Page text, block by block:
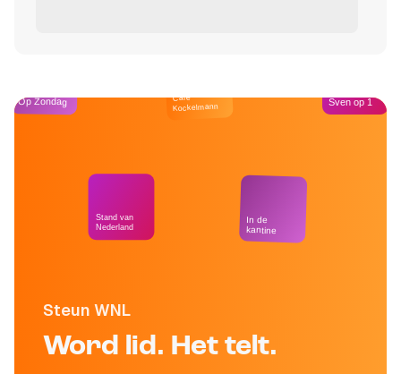
Steun WNL
Word lid. Het telt.
Op Zondag
Stand van
Nederland
Café
Kockelmann
In de
kantine
Sven op 1